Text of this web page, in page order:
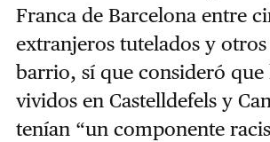
Franca de Barcelona entre
extranjeros tutelados y
barrio, sí que consideró que
vividos en Castelldefels y
tenían “un componente